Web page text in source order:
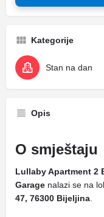
Kategorije
Stan na dan
Opis
O smještaju
Lullaby Apartment 2
Garage nalazi se na
47, 76300 Bijeljina